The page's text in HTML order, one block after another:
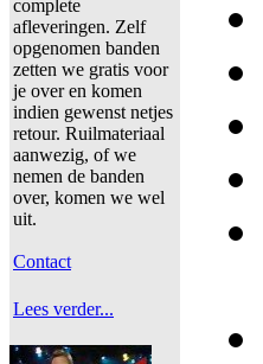
complete
afleveringen. Zelf
opgenomen banden
zetten we gratis voor
je over en komen
indien gewenst netjes
retour. Ruilmateriaal
aanwezig, of we
nemen de banden
over, komen we wel
uit.
Contact
Lees verder...